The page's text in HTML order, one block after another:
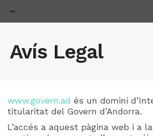
Andorra Biennale
Avís Legal
www.govern.ad és un domini
titularitat del Govern d’Andorra.
L’accés a aquest pàgina web i a